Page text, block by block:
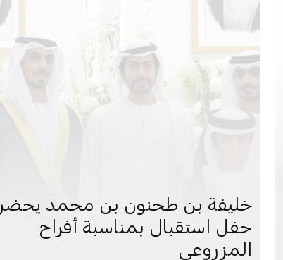
خليفة بن طحنون بن محمد يحضر
حفل استقبال بمناسبة أفراح
المزروعي